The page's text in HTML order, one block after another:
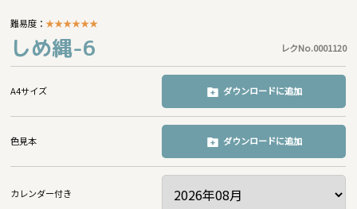
難易度：★★★★★★
しめ縄-6 レクNo.0001120
A4サイズ ダウンロードに追加
色見本 ダウンロードに追加
カレンダー付き